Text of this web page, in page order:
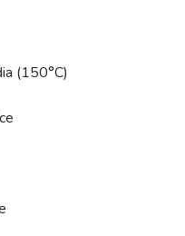
(150°C)